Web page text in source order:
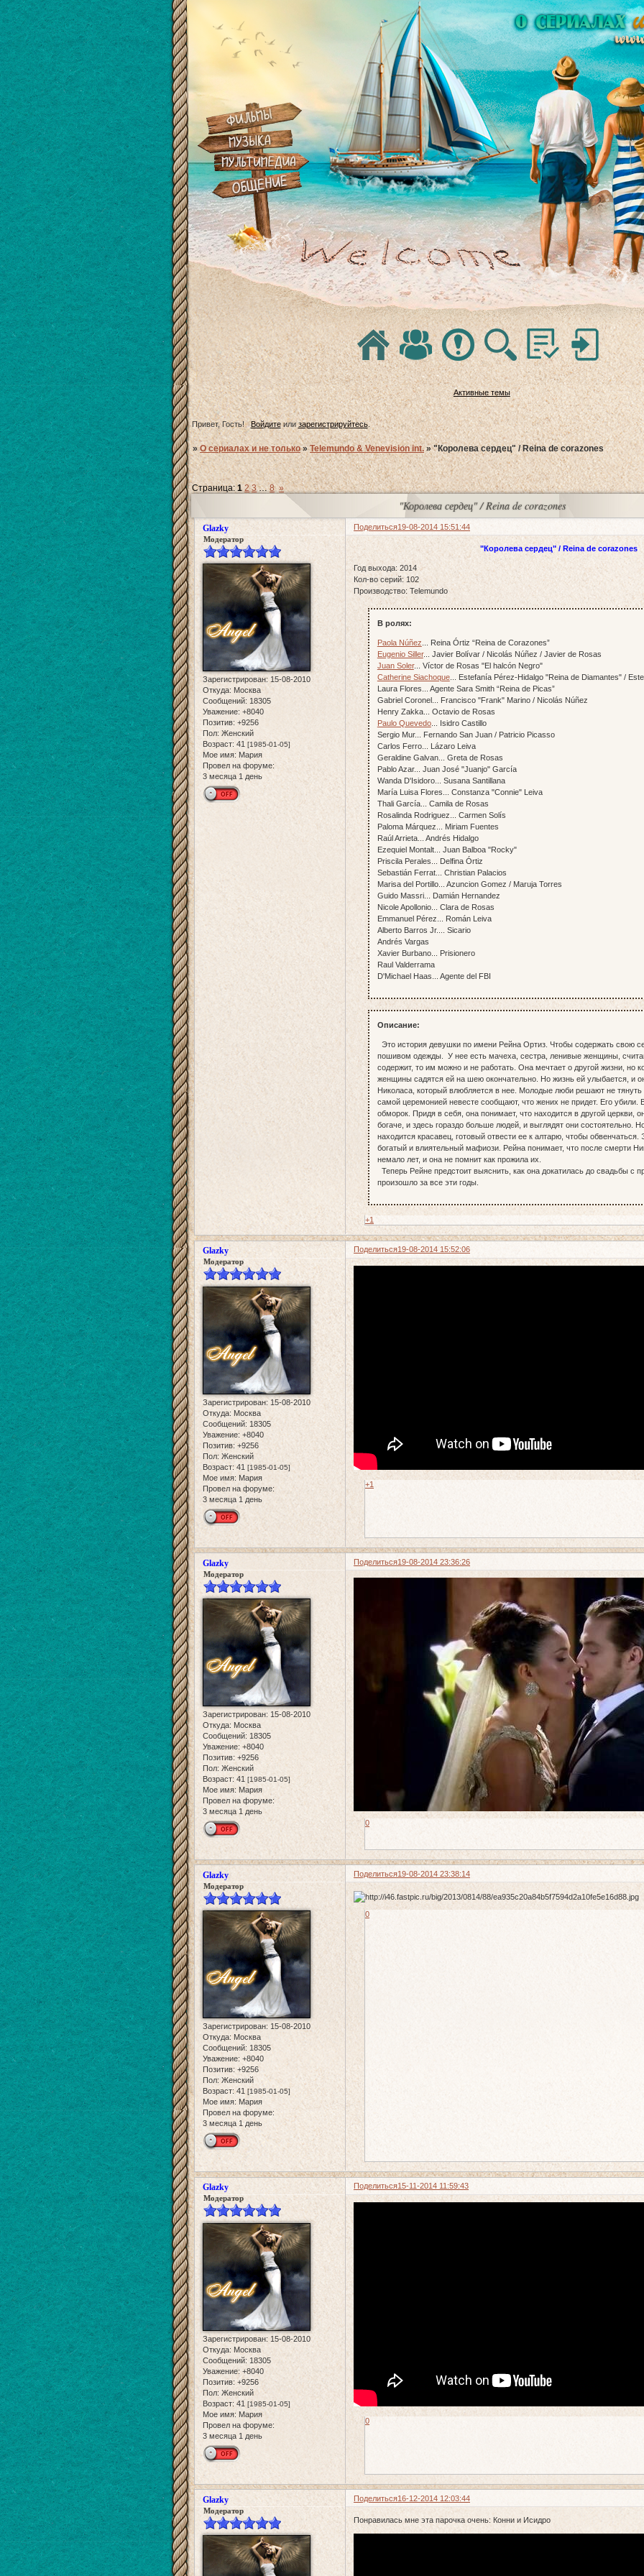
Активные темы
Привет, Гость! Войдитеилизарегистрируйтесь.
»О сериалах и не только »Telemundo & Venevision int. »"Королева сердец" / Reina de corazones
"Королева сердец" / Reina de corazones
Страница:1 2 3 … 8 »
Поделиться19-08-2014 15:51:44
Glazky
Модератор
Зарегистрирован: 15-08-2010
Откуда: Москва
Сообщений: 18305
Уважение: +8040
Позитив: +9256
Пол: Женский
Возраст: 41 [1985-01-05]
Мое имя: Мария
Провел на форуме:
3 месяца 1 день
"Королева сердец" / Reina de corazones
Год выхода: 2014
Кол-во серий: 102
Производство: Telemundo
В ролях:
Paola Núñez ... Reina Órtiz “Reina de Corazones”
Eugenio Siller... Javier Bolívar / Nicolás Núñez / Javier de Rosas
Juan Soler... Víctor de Rosas "El halcón Negro"
Catherine Siachoque... Estefanía Pérez-Hidalgo "Reina de Diamantes" /
Laura Flores... Agente Sara Smith “Reina de Picas”
Gabriel Coronel... Francisco "Frank" Marino / Nicolás Núñez
Henry Zakka... Octavio de Rosas
Paulo Quevedo... Isidro Castillo
Sergio Mur... Fernando San Juan / Patricio Picasso
Carlos Ferro... Lázaro Leiva
Geraldine Galvan... Greta de Rosas
Pablo Azar... Juan José "Juanjo" García
Wanda D'Isidoro... Susana Santillana
María Luisa Flores... Constanza "Connie" Leiva
Thali García... Camila de Rosas
Rosalinda Rodriguez... Carmen Solís
Paloma Márquez... Miriam Fuentes
Raúl Arrieta... Andrés Hidalgo
Ezequiel Montalt... Juan Balboa "Rocky"
Priscila Perales... Delfina Órtiz
Sebastián Ferrat... Christian Palacios
Marisa del Portillo... Azuncion Gomez / Maruja Torres
Guido Massri... Damián Hernandez
Nicole Apollonio... Clara de Rosas
Emmanuel Pérez... Román Leiva
Alberto Barros Jr.... Sicario
Andrés Vargas
Xavier Burbano... Prisionero
Raul Valderrama
D'Michael Haas... Agente del FBI
Описание:
Это история девушки по имени Рейна Ортиз. Чтобы содержать свою
пошивом одежды. У нее есть мачеха, сестра, ленивые женщины,
содержит, то им можно и не работать. Она мечтает о другой жизни, но
женщины садятся ей на шею окончательно. Но жизнь ей улыбается, и
Николаса, который влюбляется в нее. Молодые люби решают не тянуть
самой церемонией невесте сообщают, что жених не придет. Его убили.
обморок. Придя в себя, она понимает, что находится в другой церкви,
богаче, и здесь гораздо больше людей, и выглядят они состоятельно.
находится красавец, готовый отвести ее к алтарю, чтобы
богатый и влиятельный мафиози. Рейна понимает, что после смерти
немало лет, и она не помнит как прожила их.
Теперь Рейне предстоит выяснить, как она докатилась до свадьбы с
произошло за все эти годы.
+1
Поделиться19-08-2014 15:52:06
Glazky
Модератор
Зарегистрирован: 15-08-2010
Откуда: Москва
Сообщений: 18305
Уважение: +8040
Позитив: +9256
Пол: Женский
Возраст: 41 [1985-01-05]
Мое имя: Мария
Провел на форуме:
3 месяца 1 день
+1
Поделиться19-08-2014 23:36:26
Glazky
Модератор
Зарегистрирован: 15-08-2010
Откуда: Москва
Сообщений: 18305
Уважение: +8040
Позитив: +9256
Пол: Женский
Возраст: 41 [1985-01-05]
Мое имя: Мария
Провел на форуме:
3 месяца 1 день
0
Поделиться19-08-2014 23:38:14
Glazky
Модератор
Зарегистрирован: 15-08-2010
Откуда: Москва
Сообщений: 18305
Уважение: +8040
Позитив: +9256
Пол: Женский
Возраст: 41 [1985-01-05]
Мое имя: Мария
Провел на форуме:
3 месяца 1 день
0
Поделиться15-11-2014 11:59:43
Glazky
Модератор
Зарегистрирован: 15-08-2010
Откуда: Москва
Сообщений: 18305
Уважение: +8040
Позитив: +9256
Пол: Женский
Возраст: 41 [1985-01-05]
Мое имя: Мария
Провел на форуме:
3 месяца 1 день
0
Поделиться16-12-2014 12:03:44
Glazky
Модератор
Понравилась мне эта парочка очень: Конни и Исидро